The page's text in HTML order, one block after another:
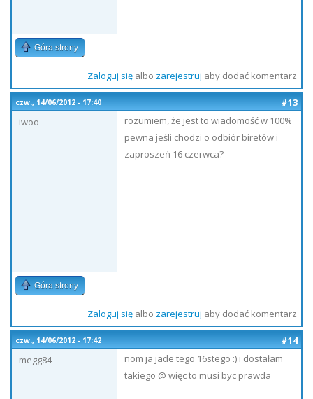
Góra strony
Zaloguj sięalbo zarejestruj aby dodać komentarz
czw., 14/06/2012 - 17:40
#13
iwoo
rozumiem, że jest to wiadomość w 100%
pewna jeśli chodzi o odbiór biretów i
zaproszeń 16 czerwca?
Góra strony
Zaloguj sięalbo zarejestruj aby dodać komentarz
czw., 14/06/2012 - 17:42
#14
megg84
nom ja jade tego 16stego :) i dostałam
takiego @ więc to musi byc prawda